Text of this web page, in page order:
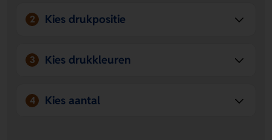
2 Kies drukpositie
3 Kies drukkleuren
4 Kies aantal